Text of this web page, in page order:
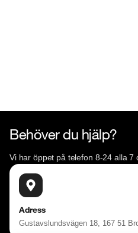
Behöver du hjälp?
Vi har öppet på telefon 8-24 alla 7
Adress
Gustavslundsvägen 18, 167 51